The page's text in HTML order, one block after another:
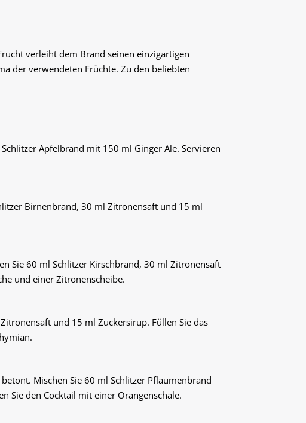
verleiht dem Brand seinen einzigartigen
der verwendeten Früchte. Zu den beliebten
Apfelbrand mit 150 ml Ginger Ale. Servieren
Birnenbrand, 30 ml Zitronensaft und 15 ml
Sie 60 ml Schlitzer Kirschbrand, 30 ml Zitronensaft
und einer Zitronenscheibe.
und 15 ml Zuckersirup. Füllen Sie das
Mischen Sie 60 ml Schlitzer Pflaumenbrand
Sie den Cocktail mit einer Orangenschale.